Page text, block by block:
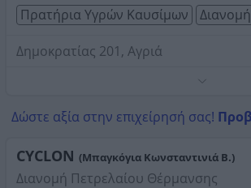
Πρατήρια Υγρών Καυσίμων
Δημοκρατίας 201, Αγριά
Τηλέφωνο:2428091131
Στοιχεία αναζήτησης:
Πήλιο
Δώστε αξία στην επιχείρησή σας!
CYCLON (Μπαγκόγια Κωνσταντινιά Β.)
Διανομή Πετρελαίου Θέρμανσης